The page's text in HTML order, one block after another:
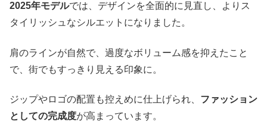
2025年モデルでは、デザインを全面的に見直し、よりス
タイリッシュなシルエットになりました。
肩のラインが自然で、過度なボリューム感を抑えたこと
で、街でもすっきり見える印象に。
ジップやロゴの配置も控えめに仕上げられ、 ファッション
としての完成度が高まっています。